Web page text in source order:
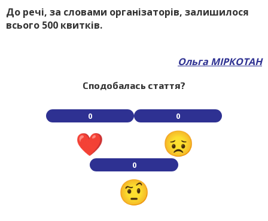
До речі, за словами організаторів, залишилося
всього 500 квитків.
Ольга МІРКОТАН
Сподобалась стаття?
0 0
0